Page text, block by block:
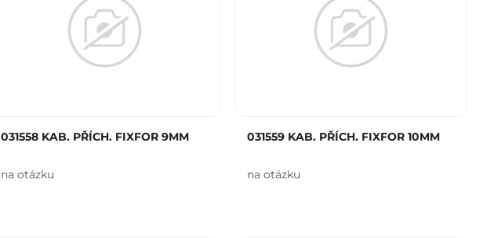
031558 KAB. PŘÍCH. FIXFOR 9MM
na otázku
031559 KAB. PŘÍCH. FIXFOR 10MM
na otázku